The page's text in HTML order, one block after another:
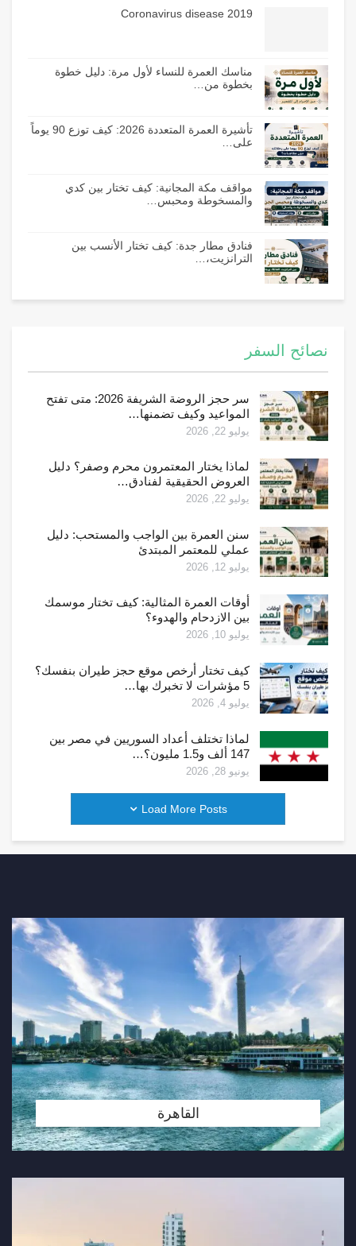
Coronavirus disease 2019
مناسك العمرة للنساء لأول مرة: دليل خطوة
بخطوة من…
تأشيرة العمرة المتعددة 2026: كيف توزع 90 يوماً
على…
مواقف مكة المجانية: كيف تختار بين كدي
والمسخوطة ومحبس…
فنادق مطار جدة: كيف تختار الأنسب بين
الترانزيت،…
نصائح السفر
سر حجز الروضة الشريفة 2026: متى تفتح
المواعيد وكيف تضمنها…
يوليو 22, 2026
لماذا يختار المعتمرون محرم وصفر؟ دليل
العروض الحقيقية لفنادق…
يوليو 22, 2026
سنن العمرة بين الواجب والمستحب: دليل
عملي للمعتمر المبتدئ
يوليو 12, 2026
أوقات العمرة المثالية: كيف تختار موسمك
بين الازدحام والهدوء؟
يوليو 10, 2026
كيف تختار أرخص موقع حجز طيران بنفسك؟
5 مؤشرات لا تخبرك بها…
يوليو 4, 2026
لماذا تختلف أعداد السوريين في مصر بين
147 ألف و1.5 مليون؟…
يونيو 28, 2026
Load More Posts
القاهرة